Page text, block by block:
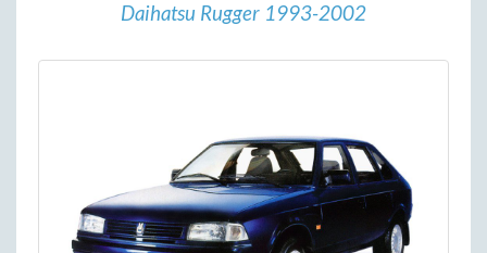
Daihatsu Rugger 1993-2002